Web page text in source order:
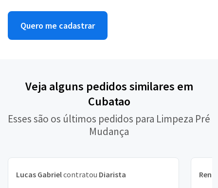
Quero me cadastrar
Veja alguns pedidos similares em
Cubatao
Esses são os últimos pedidos para Limpeza Pré
Mudança
Lucas Gabrielcontratou Diarista